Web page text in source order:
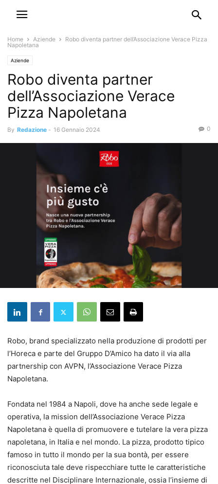
Home Aziende
Robo diventa partner dell’Associazione Verace Pizza
Napoletana
Aziende
Robo diventa partner
dell’Associazione Verace
Pizza Napoletana
By Redazione - 16 Gennaio 2024 0
Robo, brand specializzato nella produzione di prodotti per
l’Horeca e parte del Gruppo D’Amico ha dato il via alla
partnership con AVPN, l’Associazione Verace Pizza
Napoletana.
Fondata nel 1984 a Napoli, dove ha anche sede legale e
operativa, la mission dell’Associazione Verace Pizza
Napoletana è quella di promuovere e tutelare la vera pizza
napoletana, in Italia e nel mondo. La pizza, prodotto tipico
famoso in tutto il mondo per la sua bontà, per essere
riconosciuta tale deve rispecchiare tutte le caratteristiche
descritte nel Disciplinare Internazionale, ossia l’insieme di